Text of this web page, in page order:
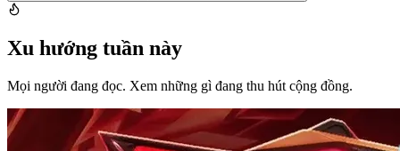
Xu hướng tuần này
Mọi người đang đọc. Xem những gì đang thu hút cộng đồng.